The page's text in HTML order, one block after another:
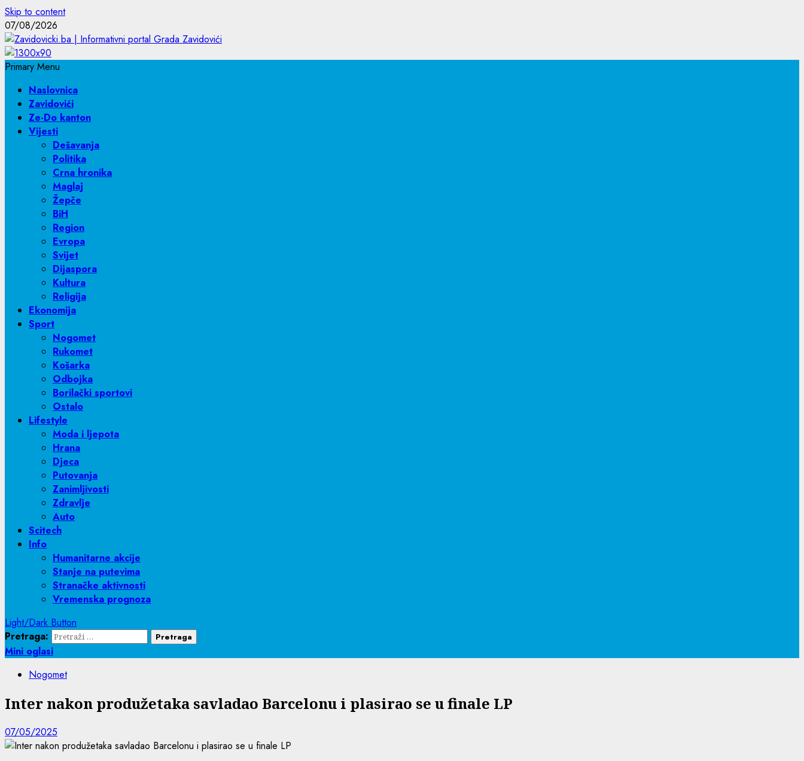
Skip to content
07/08/2026
Primary Menu
Naslovnica
Zavidovići
Ze-Do kanton
Vijesti
Dešavanja
Politika
Crna hronika
Maglaj
Žepče
BiH
Region
Evropa
Svijet
Dijaspora
Kultura
Religija
Ekonomija
Sport
Nogomet
Rukomet
Košarka
Odbojka
Borilački sportovi
Ostalo
Lifestyle
Moda i ljepota
Hrana
Djeca
Putovanja
Zanimljivosti
Zdravlje
Auto
Scitech
Info
Humanitarne akcije
Stanje na putevima
Stranačke aktivnosti
Vremenska prognoza
Light/Dark Button
Pretraga:
Mini oglasi
Nogomet
Inter nakon produžetaka savladao Barcelonu i plasirao se u finale LP
07/05/2025